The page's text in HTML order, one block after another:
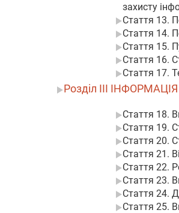
захисту
Стаття 13.
Стаття 14.
Стаття 15.
Стаття 16.
Стаття 17.
Розділ III
Стаття 18.
Стаття 19.
Стаття 20.
Стаття 21.
Стаття 22.
Стаття 23.
Стаття 24.
Стаття 25.